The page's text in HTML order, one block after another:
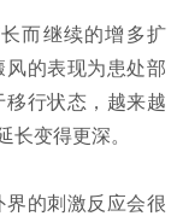
而继续的增多扩
的表现为患处部
行状态，越来越
长变得更深。
的刺激反应会很